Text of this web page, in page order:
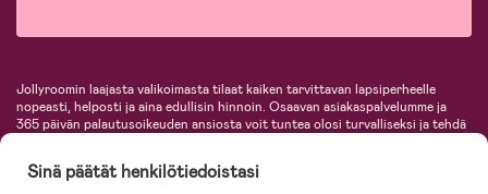
Jollyroomin laajasta valikoimasta tilaat kaiken tarvittavan lapsiperheelle
nopeasti, helposti ja aina edullisin hinnoin. Osaavan asiakaspalvelumme ja
365 päivän palautusoikeuden ansiosta voit tuntea olosi turvalliseksi ja tehdä
lastentarvikkeita sekä paljon muuta. Meiltä löydät lukuisia tunnettuja
Sinä päätät henkilötiedoistasi